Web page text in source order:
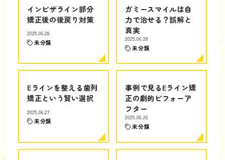
インビザライン部分
矯正後の後戻り対策
2025.06.28
未分類
ガミースマイルは自
力で治せる？誤解と
真実
2025.06.28
未分類
Eラインを整える歯列
矯正という賢い選択
2025.06.27
未分類
事例で見るEライン矯
正の劇的ビフォーア
フター
2025.06.26
未分類